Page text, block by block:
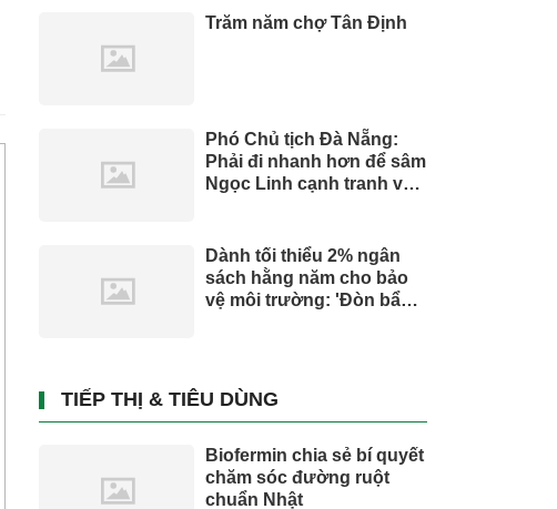
Trăm năm chợ Tân Định
Phó Chủ tịch Đà Nẵng:
Phải đi nhanh hơn để sâm
Ngọc Linh cạnh tranh với
Dành tối thiểu 2% ngân
sách hằng năm cho bảo
vệ môi trường: 'Đòn bẩy'
TIẾP THỊ & TIÊU DÙNG
Biofermin chia sẻ bí quyết
chăm sóc đường ruột
chuẩn Nhật